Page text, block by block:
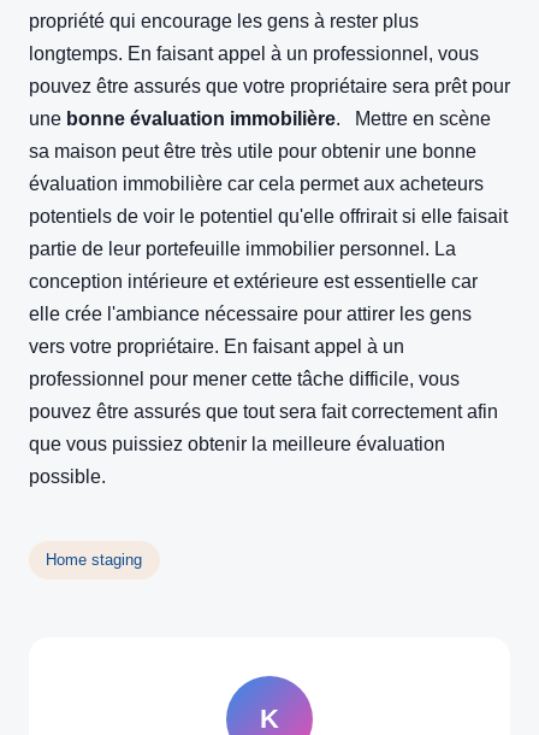
propriété qui encourage les gens à rester plus
longtemps. En faisant appel à un professionnel, vous
pouvez être assurés que votre propriétaire sera prêt pour
une bonne évaluation immobilière. Mettre en scène
sa maison peut être très utile pour obtenir une bonne
évaluation immobilière car cela permet aux acheteurs
potentiels de voir le potentiel qu'elle offrirait si elle faisait
partie de leur portefeuille immobilier personnel. La
conception intérieure et extérieure est essentielle car
elle crée l'ambiance nécessaire pour attirer les gens
vers votre propriétaire. En faisant appel à un
professionnel pour mener cette tâche difficile, vous
pouvez être assurés que tout sera fait correctement afin
que vous puissiez obtenir la meilleure évaluation
possible.
Home staging
K